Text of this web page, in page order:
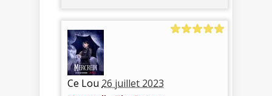
Ce Lou 26 juillet 2023